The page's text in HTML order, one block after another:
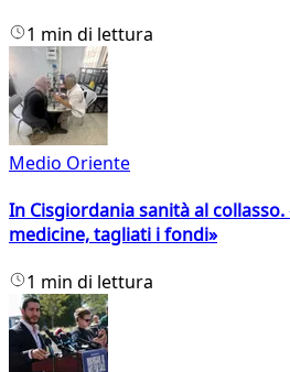
1 min di lettura
Medio Oriente
In Cisgiordania sanità al
medicine, tagliati i fondi»
1 min di lettura